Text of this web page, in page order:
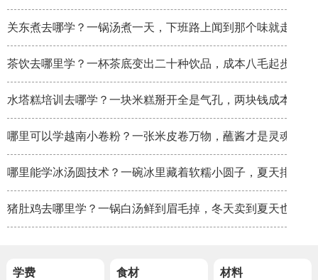
关东煮去哪学？一锅汤煮一天，下班路上闻到那个味就走不动
茶饮去哪里学？一杯茶底变出二十种饮品，成本八毛起步
水塔糕培训去哪学？一块米糕掰开全是气孔，两块钱成本卖八
哪里可以学越南小卷粉？一张米皮卷万物，蘸酱才是灵魂
哪里能学冰汤圆技术？一碗冰里藏着软糯小圆子，夏天排队排
猪肚鸡去哪里学？一锅白汤鲜到眉毛掉，冬天卖到夏天也不淡
学费 食材 材料